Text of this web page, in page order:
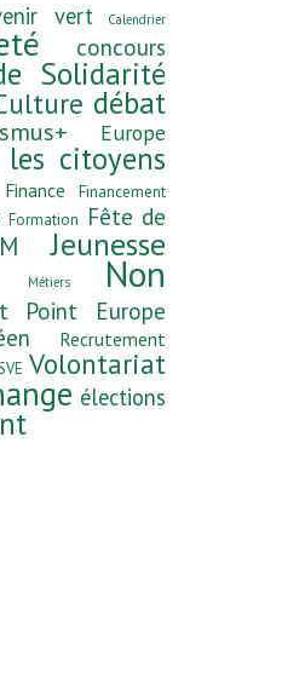
vert Calendrier
concours
Solidarité
débat
Europe
citoyens
Finance
Financement
Formation Fête de
Jeunesse
Métiers Non
Point Europe
Recrutement
Volontariat
élections